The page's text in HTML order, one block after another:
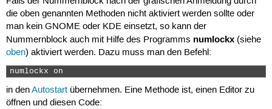
die oben genannten Methoden nicht aktiviert werden sollte oder
man kein GNOME oder KDE einsetzt, so kann der
Nummernblock auch mit Hilfe des Programms numlockx(siehe
oben) aktiviert werden. Dazu muss man den Befehl:
numlockx on
in denAutostartübernehmen. Eine Methode ist, einen Editor zu
öffnen und diesen Code: